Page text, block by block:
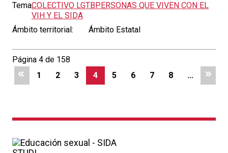
Tema:COLECTIVO LGTB PERSONAS QUE VIVEN CON EL
VIH Y EL SIDA
Ámbito territorial:
Ámbito Estatal
Página 4 de 158
1
2 3 4 5 6 7 8 ...